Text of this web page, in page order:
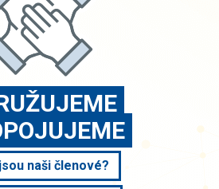
naši členové?